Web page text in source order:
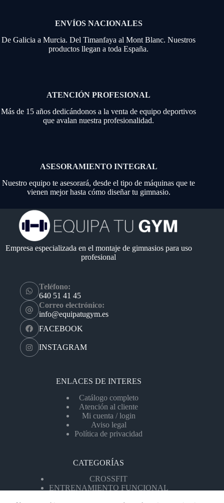
ENVÍOS NACIONALES
De Galicia a Murcia. Del Timanfaya al Mont Blanc. Nuestros
productos llegan a toda España.
ATENCIÓN PROFESIONAL
Más de 15 años dedicándonos a la venta de equipo deportivos
que avalan nuestra profesionalidad.
ASESORAMIENTO INTEGRAL
Nuestro equipo te asesorará, desde el tipo de máquinas que te
vienen mejor hasta cómo diseñar tu gimnasio.
Empresa especializada en el montaje de gimnasios para uso
profesional
Teléfono:
640 51 41 45
Correo electrónico:
info@equipatugym.es
FACEBOOK
INSTAGRAM
ENLACES DE INTERES
Catálogo completo
Atención al cliente
Mi cuenta / login
Aviso legal
Política de privacidad
CATEGORÍAS
CROSSFIT
ENTRENAMIENTO FUNCIONAL